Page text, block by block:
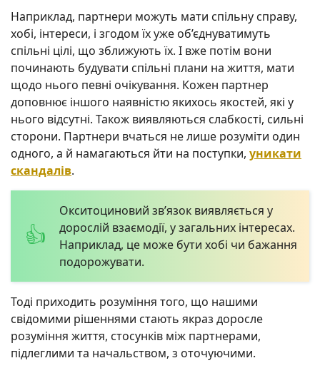
Наприклад, партнери можуть мати спільну справу,
хобі, інтереси, і згодом їх уже об’єднуватимуть
спільні цілі, що зближують їх. І вже потім вони
починають будувати спільні плани на життя, мати
щодо нього певні очікування. Кожен партнер
доповнює іншого наявністю якихось якостей, які у
нього відсутні. Також виявляються слабкості, сильні
сторони. Партнери вчаться не лише розуміти один
одного, а й намагаються йти на поступки, уникати
скандалів.
Окситоциновий зв’язок виявляється у
дорослій взаємодії, у загальних інтересах.
Наприклад, це може бути хобі чи бажання
подорожувати.
Тоді приходить розуміння того, що нашими
свідомими рішеннями стають якраз доросле
розуміння життя, стосунків між партнерами,
підлеглими та начальством, з оточуючими.